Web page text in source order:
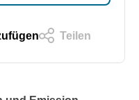
Teilen